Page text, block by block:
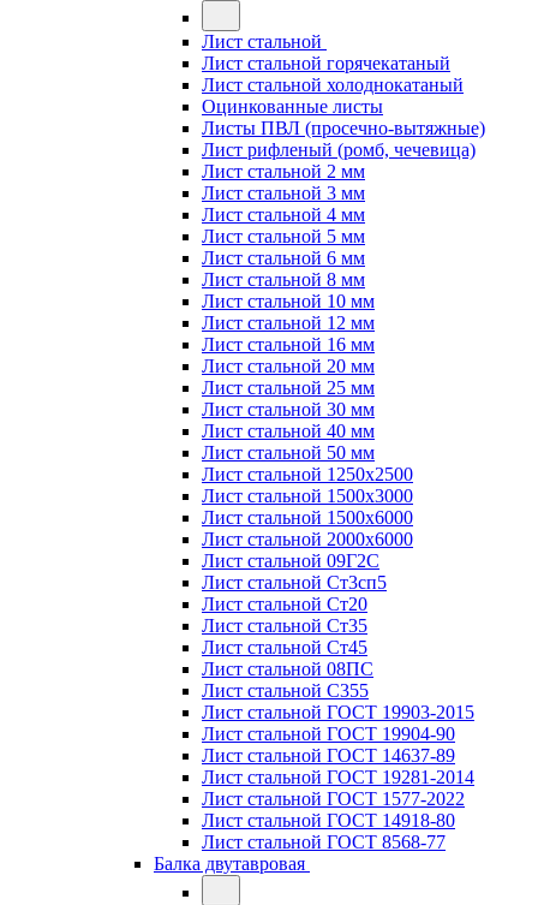
Лист стальной
Лист стальной горячекатаный
Лист стальной холоднокатаный
Оцинкованные листы
Листы ПВЛ (просечно-вытяжные)
Лист рифленый (ромб, чечевица)
Лист стальной 2 мм
Лист стальной 3 мм
Лист стальной 4 мм
Лист стальной 5 мм
Лист стальной 6 мм
Лист стальной 8 мм
Лист стальной 10 мм
Лист стальной 12 мм
Лист стальной 16 мм
Лист стальной 20 мм
Лист стальной 25 мм
Лист стальной 30 мм
Лист стальной 40 мм
Лист стальной 50 мм
Лист стальной 1250х2500
Лист стальной 1500х3000
Лист стальной 1500х6000
Лист стальной 2000х6000
Лист стальной 09Г2С
Лист стальной Ст3сп5
Лист стальной Ст20
Лист стальной Ст35
Лист стальной Ст45
Лист стальной 08ПС
Лист стальной С355
Лист стальной ГОСТ 19903-2015
Лист стальной ГОСТ 19904-90
Лист стальной ГОСТ 14637-89
Лист стальной ГОСТ 19281-2014
Лист стальной ГОСТ 1577-2022
Лист стальной ГОСТ 14918-80
Лист стальной ГОСТ 8568-77
Балка двутавровая